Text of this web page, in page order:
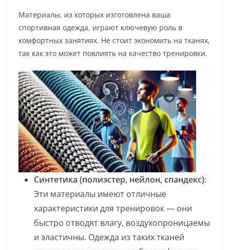
Материалы, из которых изготовлена ваша
спортивная одежда, играют ключевую роль в
комфортных занятиях. Не стоит экономить на тканях,
так как это может повлиять на качество тренировки.
Синтетика (полиэстер, нейлон, спандекс):
Эти материалы имеют отличные
характеристики для тренировок — они
быстро отводят влагу, воздухопроницаемы
и эластичны. Одежда из таких тканей